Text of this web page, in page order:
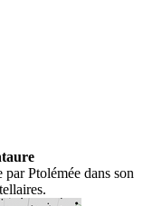
Ptolémée dans son